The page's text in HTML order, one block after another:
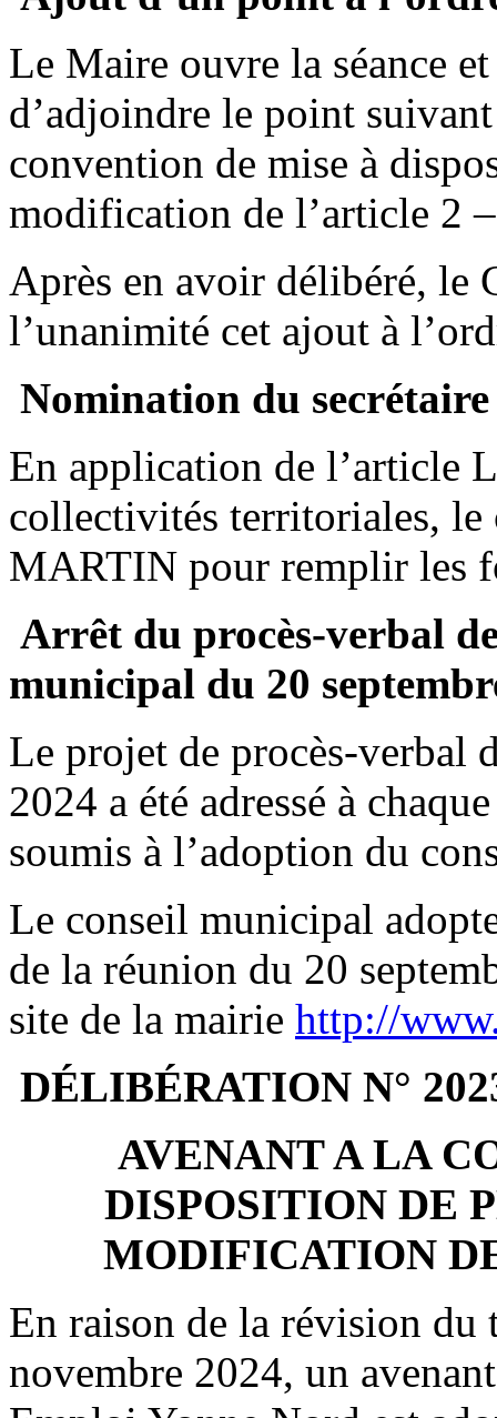
Le Maire ouvre la séance
d’adjoindre le point
convention de mise à
modification de l’article 2
Après en avoir délibéré, le
l’unanimité cet ajout à
Nomination du secrétaire
En application de l’article
collectivités territoriales,
MARTIN pour remplir les
Arrêt du procès-verbal
municipal du 20
Le projet de procès-verbal
2024 a été adressé à
soumis à l’adoption du
Le conseil municipal
de la réunion du 20
site de la mairie http://
DÉLIBÉRATION N°
AVENANT A LA
DISPOSITION DE
MODIFICATION
En raison de la révision
novembre 2024, un